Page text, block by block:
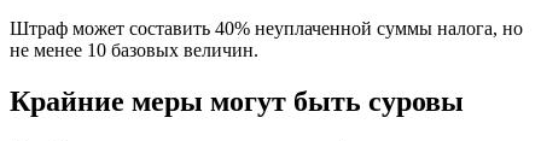
Штраф может составить 40% неуплаченной суммы налога, но
не менее 10 базовых величин.
Крайние меры могут быть суровы